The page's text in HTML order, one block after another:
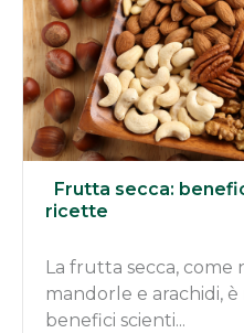
Frutta secca:
ricette
La frutta secca, come
mandorle e arachidi,
benefici scienti...